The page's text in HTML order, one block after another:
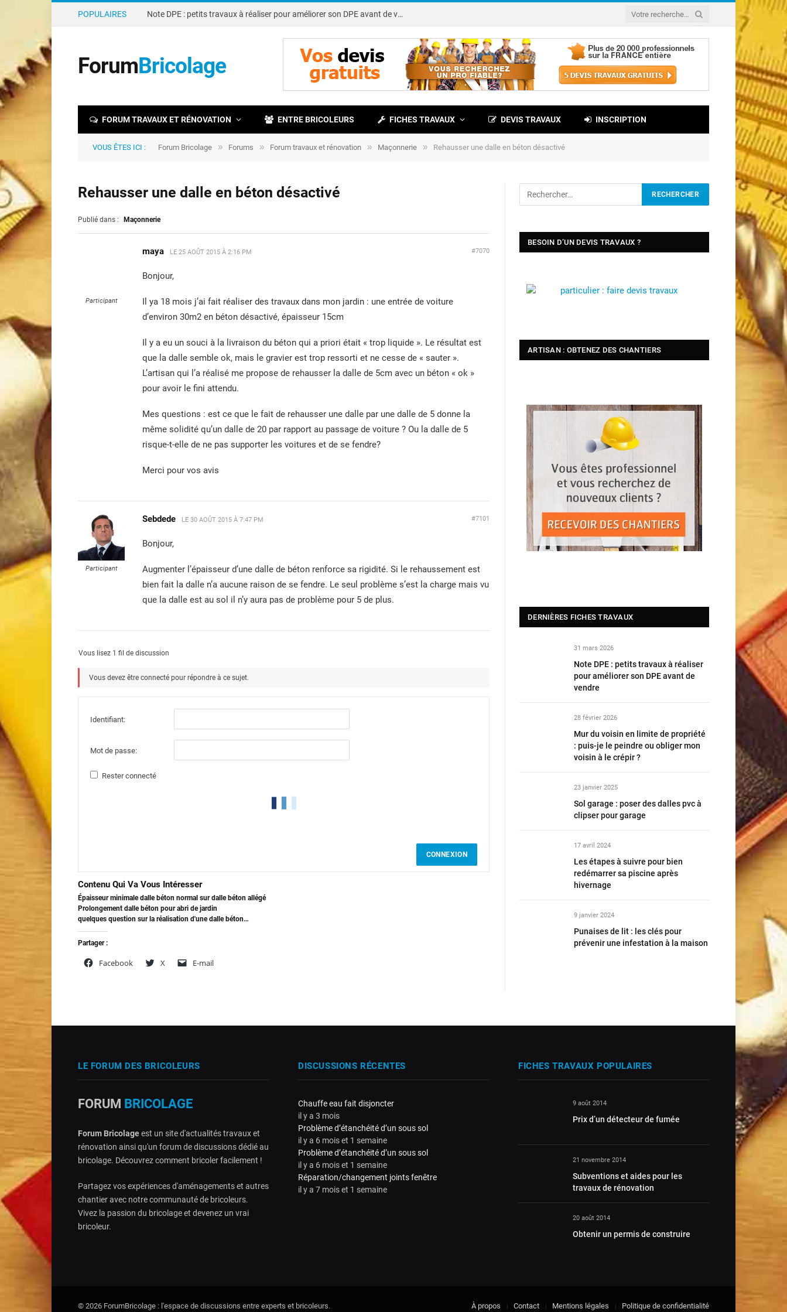
POPULAIRES Note DPE : petits travaux à réaliser pour améliorer son DPE avant de vendre
ForumBricolage
FORUM TRAVAUX ET RÉNOVATION ENTRE BRICOLEURS FICHES TRAVAUX DEVIS TRAVAUX INSCRIPTION
VOUS ÊTES ICI : Forum Bricolage » Forums » Forum travaux et rénovation » Maçonnerie » Rehausser une dalle en béton désactivé
Rehausser une dalle en béton désactivé
Publié dans : Maçonnerie
Participant
maya LE 25 AOÛT 2015 À 2:16 PM #7070
Bonjour,
Il ya 18 mois j’ai fait réaliser des travaux dans mon jardin : une entrée de voiture
d’environ 30m2 en béton désactivé, épaisseur 15cm
Il y a eu un souci à la livraison du béton qui a priori était « trop liquide ». Le résultat est
que la dalle semble ok, mais le gravier est trop ressorti et ne cesse de « sauter ».
L’artisan qui l’a réalisé me propose de rehausser la dalle de 5cm avec un béton « ok »
pour avoir le fini attendu.
Mes questions : est ce que le fait de rehausser une dalle par une dalle de 5 donne la
même solidité qu’un dalle de 20 par rapport au passage de voiture ? Ou la dalle de 5
risque-t-elle de ne pas supporter les voitures et de se fendre?
Merci pour vos avis
Participant
Sebdede LE 30 AOÛT 2015 À 7:47 PM #7101
Bonjour,
Augmenter l’épaisseur d’une dalle de béton renforce sa rigidité. Si le rehaussement est
bien fait la dalle n’a aucune raison de se fendre. Le seul problème s’est la charge mais vu
que la dalle est au sol il n’y aura pas de problème pour 5 de plus.
Vous lisez 1 fil de discussion
Vous devez être connecté pour répondre à ce sujet.
Identifiant:
Mot de passe:
Rester connecté
CONNEXION
Contenu Qui Va Vous Intéresser
Épaisseur minimale dalle béton normal sur dalle béton allégé
Prolongement dalle béton pour abri de jardin
quelques question sur la réalisation d'une dalle béton…
Partager :
Facebook X E-mail
BESOIN D’UN DEVIS TRAVAUX ?
ARTISAN : OBTENEZ DES CHANTIERS
DERNIÈRES FICHES TRAVAUX
31 mars 2026
Note DPE : petits travaux à réaliser
pour améliorer son DPE avant de
vendre
28 février 2026
Mur du voisin en limite de propriété
: puis-je le peindre ou obliger mon
voisin à le crépir ?
23 janvier 2025
Sol garage : poser des dalles pvc à
clipser pour garage
17 avril 2024
Les étapes à suivre pour bien
redémarrer sa piscine après
hivernage
9 janvier 2024
Punaises de lit : les clés pour
prévenir une infestation à la maison
LE FORUM DES BRICOLEURS
FORUM BRICOLAGE
Forum Bricolageest un site d'actualités travaux et
rénovation ainsi qu'un forum de discussions dédié au
bricolage. Découvrez comment bricoler facilement !
Partagez vos expériences d'aménagements et autres
chantier avec notre communauté de bricoleurs.
Vivez la passion du bricolage et devenez un vrai
bricoleur.
DISCUSSIONS RÉCENTES
Chauffe eau fait disjoncter
il y a 3 mois
Problème d’étanchéité d’un sous sol
il y a 6 mois et 1 semaine
Problème d’étanchéité d’un sous sol
il y a 6 mois et 1 semaine
Réparation/changement joints fenêtre
il y a 7 mois et 1 semaine
FICHES TRAVAUX POPULAIRES
9 août 2014
Prix d’un détecteur de fumée
21 novembre 2014
Subventions et aides pour les
travaux de rénovation
20 août 2014
Obtenir un permis de construire
© 2026 ForumBricolage : l'espace de discussions entre experts et bricoleurs. À propos Contact Mentions légales Politique de confidentialité